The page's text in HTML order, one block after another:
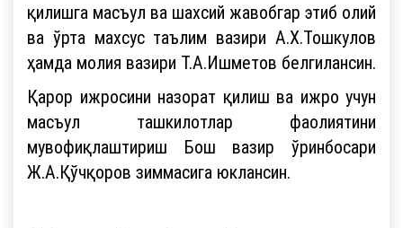
қилишга масъул ва шахсий жавобгар этиб олий
ва ўрта махсус таълим вазири А.Х.Тошкулов
ҳамда молия вазири Т.А.Ишметов белгилансин.
Қарор ижросини назорат қилиш ва ижро учун
масъул ташкилотлар фаолиятини
мувофиқлаштириш Бош вазир ўринбосари
Ж.А.Қўчқоров зиммасига юклансин.